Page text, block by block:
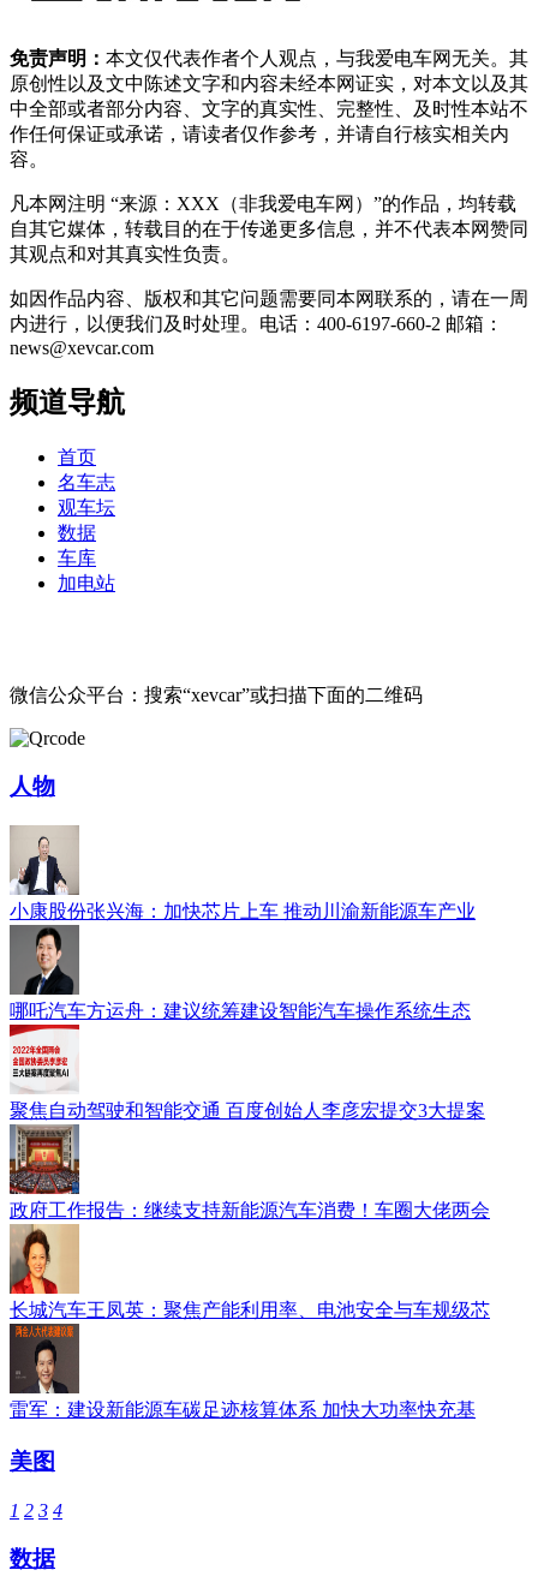
免责声明： 本文仅代表作者个人观点，与我爱电车网无关。其
原创性以及文中陈述文字和内容未经本网证实，对本文以及其
中全部或者部分内容、文字的真实性、完整性、及时性本站不
作任何保证或承诺，请读者仅作参考，并请自行核实相关内
容。
凡本网注明 “来源：XXX（非我爱电车网）”的作品，均转载
自其它媒体，转载目的在于传递更多信息，并不代表本网赞同
其观点和对其真实性负责。
如因作品内容、版权和其它问题需要同本网联系的，请在一周
内进行，以便我们及时处理。电话：400-6197-660-2 邮箱：
news@xevcar.com
频道导航
首页
名车志
观车坛
数据
车库
加电站
微信公众平台：搜索“xevcar”或扫描下面的二维码
人物
小康股份张兴海：加快芯片上车 推动川渝新能源车产业
哪吒汽车方运舟：建议统筹建设智能汽车操作系统生态
聚焦自动驾驶和智能交通 百度创始人李彦宏提交3大提案
政府工作报告：继续支持新能源汽车消费！车圈大佬两会
长城汽车王凤英：聚焦产能利用率、电池安全与车规级芯
雷军：建设新能源车碳足迹核算体系 加快大功率快充基
美图
1 2 3 4
数据